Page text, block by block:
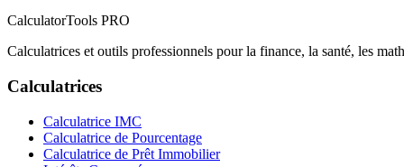
CalculatorTools PRO
Calculatrices et outils professionnels pour la finance, la santé, les
Calculatrices
Calculatrice IMC
Calculatrice de Pourcentage
Calculatrice de Prêt Immobilier